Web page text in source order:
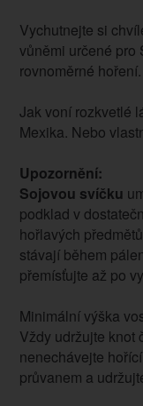
Vychutnejte si
vůněmi určené pro
rovnoměrné hoření.
Jak voní rozkvetlé
Mexika. Nebo
Upozornění:
Sojovou svíčku
podklad v
hořlavých
stávají během
přemísťujte až po
Minimální výška
Vždy udržujte knot
nenechávejte
průvanem a